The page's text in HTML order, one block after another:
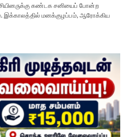
கண்டக சனியைப் போன்ற
இக்காலத்தில் மனக்குழப்பம், ஆரோக்கிய